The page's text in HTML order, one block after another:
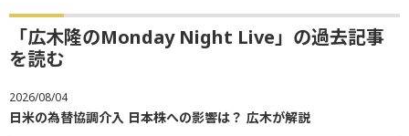
「広木隆のMonday Night Live」の過去記事
を読む
2026/08/04
日米の為替協調介入 日本株への影響は？ 広木が解説